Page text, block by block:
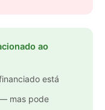
ao
está
mas pode